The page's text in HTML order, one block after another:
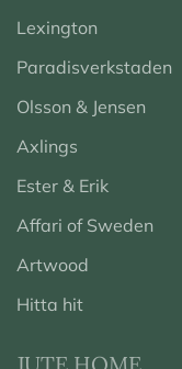
Lexington
Paradisverkstaden
Olsson & Jensen
Axlings
Ester & Erik
Affari of Sweden
Artwood
Hitta hit